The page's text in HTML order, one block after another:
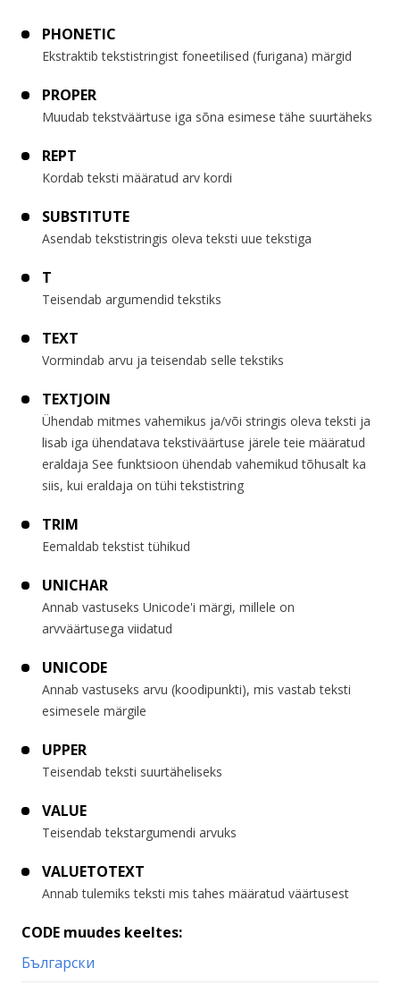
PHONETIC
Ekstraktib tekstistringist foneetilised (furigana) märgid
PROPER
Muudab tekstväärtuse iga sõna esimese tähe suurtäheks
REPT
Kordab teksti määratud arv kordi
SUBSTITUTE
Asendab tekstistringis oleva teksti uue tekstiga
T
Teisendab argumendid tekstiks
TEXT
Vormindab arvu ja teisendab selle tekstiks
TEXTJOIN
Ühendab mitmes vahemikus ja/või stringis oleva teksti ja
lisab iga ühendatava tekstiväärtuse järele teie määratud
eraldaja See funktsioon ühendab vahemikud tõhusalt ka
siis, kui eraldaja on tühi tekstistring
TRIM
Eemaldab tekstist tühikud
UNICHAR
Annab vastuseks Unicode'i märgi, millele on
arvväärtusega viidatud
UNICODE
Annab vastuseks arvu (koodipunkti), mis vastab teksti
esimesele märgile
UPPER
Teisendab teksti suurtäheliseks
VALUE
Teisendab tekstargumendi arvuks
VALUETOTEXT
Annab tulemiks teksti mis tahes määratud väärtusest
CODE muudes keeltes:
Български